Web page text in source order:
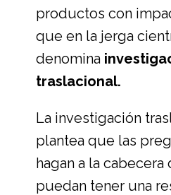
productos con
que en la jerga
denomina
traslacional.
La investigación
plantea que las
hagan a la
puedan tener una